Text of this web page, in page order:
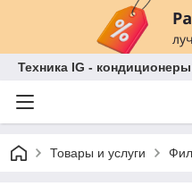
Техника IG -
Товары и услуги